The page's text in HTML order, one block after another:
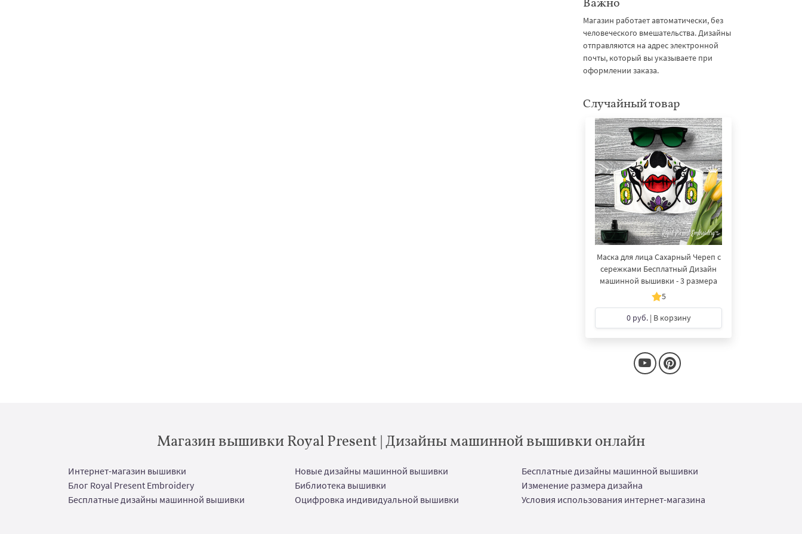
Магазин работает автоматически, без
человеческого вмешательства. Дизайны
отправляются на адрес электронной
почты, который вы указываете при
оформлении заказа.
Случайный товар
Маска для лица Сахарный Череп с
сережками Бесплатный Дизайн
машинной вышивки - 3 размера
5
0 руб.| В корзину
Магазин вышивки Royal Present | Дизайны машинной вышивки онлайн
Интернет-магазин вышивки Новые дизайны машинной вышивки
Бесплатные дизайны машинной вышивки
Блог Royal Present Embroidery
Библиотека вышивки
Изменение размера дизайна
Бесплатные дизайны машинной вышивки
Оцифровка индивидуальной вышивки Условия использования интернет-магазина